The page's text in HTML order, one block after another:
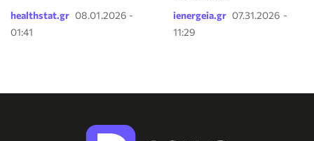
healthstat.gr 08.01.2026 -
01:41
ienergeia.gr 07.31.2026 -
11:29